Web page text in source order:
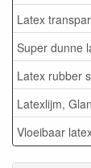
Latex
Super dunne
Latex rubber
Latexlijm,
Vloeibaar